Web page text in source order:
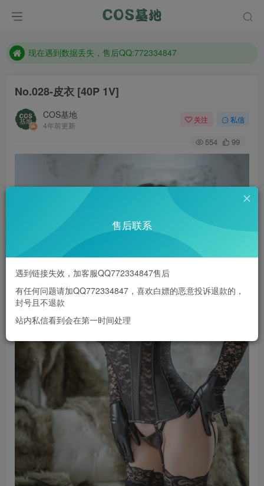
现在遇到数据丢失，售后QQ:772334847
防失联：百度搜索《趣画刊》，实时查看最新站点。
No.028-皮衣 [40P 1V]
COS基地
4年前更新
关注 私信
554 99
售后联系
遇到链接失效，加客服QQ772334847售后
有任何问题请加QQ772334847，喜欢白嫖的恶意投诉退款的，
封号且不退款
站内私信看到会在第一时间处理